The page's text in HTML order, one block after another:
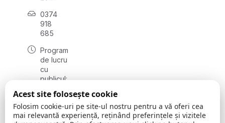
0374
918
685
Program
de lucru
cu
publicul:
08:00 -
16:30
, vineri:
Acest site folosește cookie
Folosim cookie-uri pe site-ul nostru pentru a vă oferi cea
mai relevantă experiență, reținând preferințele și vizitele